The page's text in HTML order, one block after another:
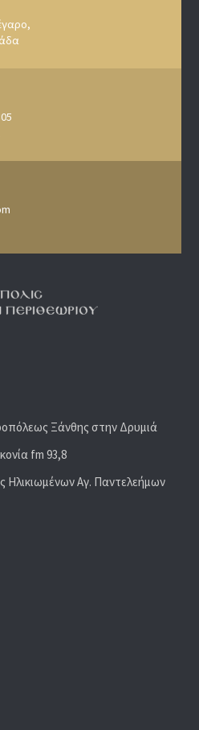
Ξάνθης στην Δρυμιά
fm 93,8
Ηλικιωμένων Αγ. Παντελεήμων